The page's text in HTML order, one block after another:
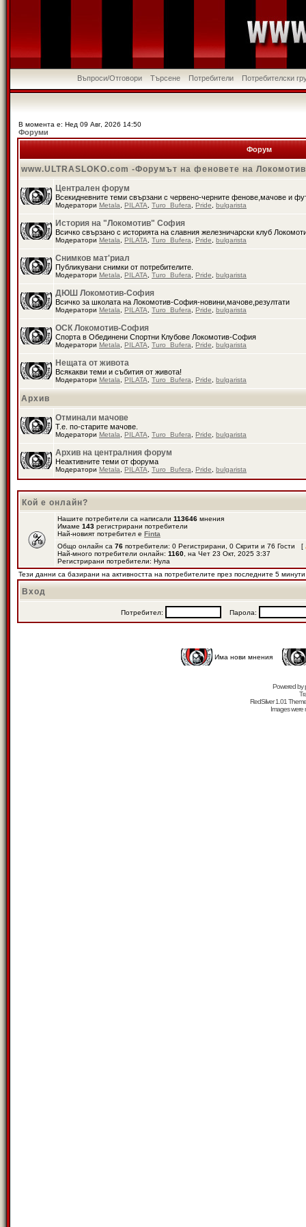
Въпроси/Отговори Търсене Потребители Потребителски
В момента е: Нед 09 Авг, 2026 14:50
Форуми
Форум
www.ULTRASLOKO.com -Форумът на феновете на
Централен форум
Всекидневните теми свързани с червено-черните фенове,мачове и
Модератори Metala PILATA Turo_Bufera Pride bulgarista
История на "Локомотив" София
Всичко свързано с историята на славния железничарски клуб
Модератори Metala PILATA Turo_Bufera Pride bulgarista
Снимков мат'риал
Публикувани снимки от потребителите.
Модератори Metala PILATA Turo_Bufera Pride bulgarista
ДЮШ Локомотив-София
Всичко за школата на Локомотив-София-новини,мачове,резултати
Модератори Metala PILATA Turo_Bufera Pride bulgarista
ОСК Локомотив-София
Спорта в Обединени Спортни Клубове Локомотив-София
Модератори Metala PILATA Turo_Bufera Pride bulgarista
Нещата от живота
Всякакви теми и събития от живота!
Модератори Metala PILATA Turo_Bufera Pride bulgarista
Архив
Отминали мачове
Т.е. по-старите мачове.
Модератори Metala PILATA Turo_Bufera Pride bulgarista
Архив на централния форум
Неактивните теми от форума
Модератори Metala PILATA Turo_Bufera Pride bulgarista
Кой е онлайн?
Нашите потребители са написали 113646 мнения
Имаме 143 регистрирани потребители
Най-новият потребител е Finta
Общо онлайн са 76 потребители: 0 Регистрирани, 0 Скрити и 76 Гости [
Най-много потребители онлайн: 1160 , на Чет 23 Окт, 2025 3:37
Регистрирани потребители: Нула
Тези данни са базирани на активността на потребителите през последните 5 минути
Вход
Потребител: Парола:
Има нови мнения
Powered by
RedSilver 1.01
Images were